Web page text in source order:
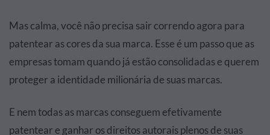
Mas calma, você não precisa sair correndo agora para
patentear as cores da sua marca. Esse é um passo que as
empresas tomam quando já estão consolidadas e querem
proteger a identidade milionária de suas marcas.
E nem todas as marcas conseguem efetivamente
patentear e ganhar os direitos autorais plenos de suas